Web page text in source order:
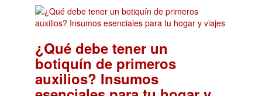
¿Qué debe tener un
botiquín de primeros
auxilios? Insumos